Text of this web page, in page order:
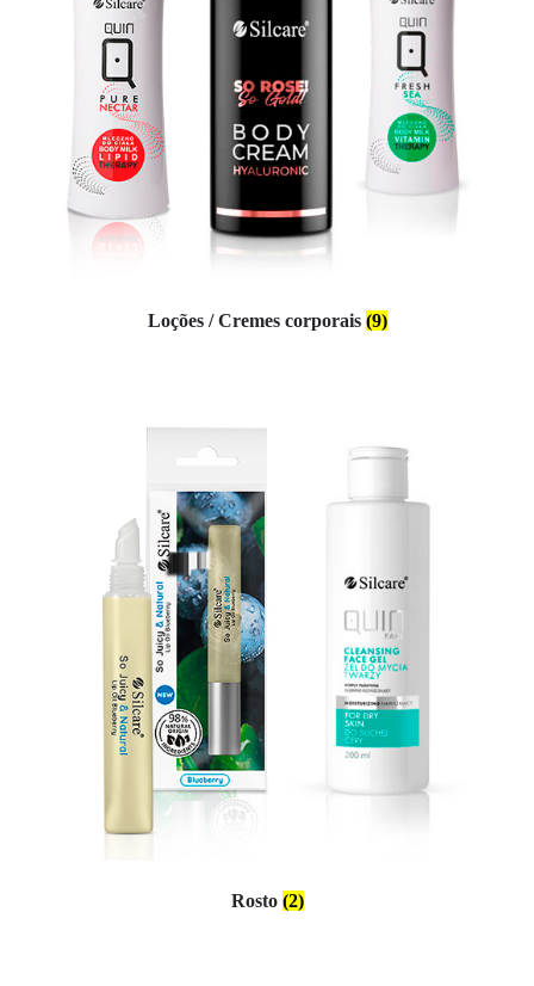
Loções / Cremes corporais (9)
Rosto (2)